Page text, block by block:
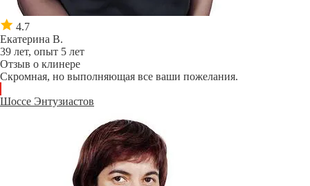
4.7
Екатерина В.
39 лет, опыт 5 лет
Отзыв о клинере
Скромная, но выполняющая все ваши пожелания.
Шоссе Энтузиастов